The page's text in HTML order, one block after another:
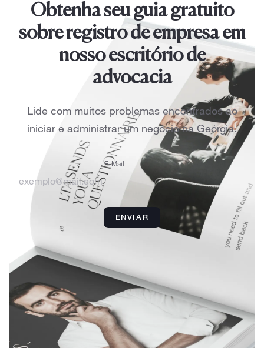
Obtenha seu guia gratuito
sobre registro de empresa em
nosso escritório de
advocacia
Lide com muitos problemas encontrados ao
iniciar e administrar um negócio na Geórgia.
E-Mail
ENVIAR